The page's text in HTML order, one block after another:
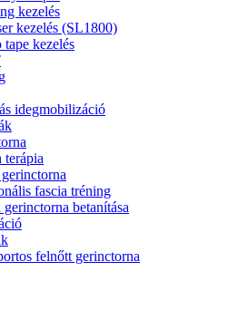
kezelés
kezelés (SL1800)
kezelés
idegmobilizáció
terápia
fascia tréning
betanítása
felnőtt gerinctorna